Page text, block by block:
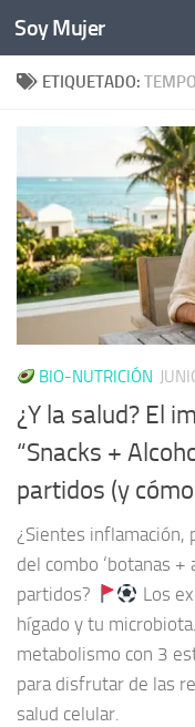
Bajo el contenido
Soy Mujer
ETIQUETADO:
BIO-NUTRICIÓN
¿Y la salud? El
“Snacks +
partidos (y
¿Sientes inflamación,
del combo ‘botanas
partidos?
Los
hígado y tu
metabolismo con 3
para disfrutar de las
salud celular.